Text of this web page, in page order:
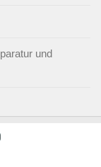
und